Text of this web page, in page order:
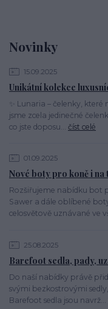
Novinky
15.09.2025
Unikátní kolekce
✨ Lunaria – čelenky,
jsme zcela jedinečné
co jste doposu... číst celé
01.09.2025
Nové boty pro koně i na
Rozšiřujeme nabídku bot
Sawer a dále oblíbené
celosvětově uznávané ve
25.08.2025
Barefoot sedla, pady,
Do naší nabídky právě
svými bezkostrovými
Barefoot sedla jsou navrž...